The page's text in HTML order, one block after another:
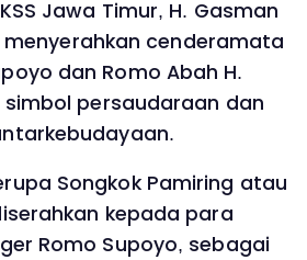
Jawa Timur, H. Gasman
menyerahkan cenderamata
dan Romo Abah H.
persaudaraan dan
Songkok Pamiring atau
kepada para
Romo Supoyo, sebagai